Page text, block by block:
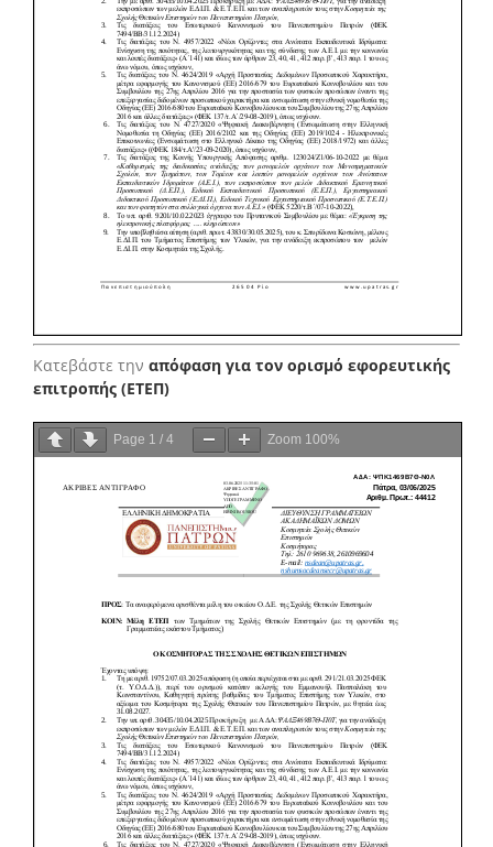
Κατεβάστε την απόφαση για τον ορισμό εφορευτικής
επιτροπής (ΕΤΕΠ)
Page 1 / 4 Zoom 100%